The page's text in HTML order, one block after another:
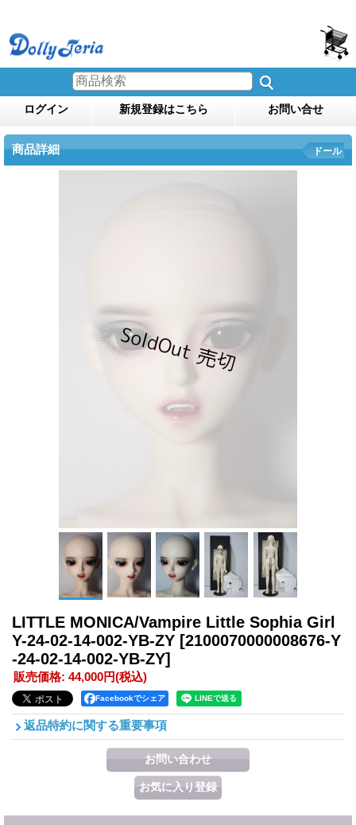
ログイン 新規登録はこちら お問い合せ
商品詳細 ドール
LITTLE MONICA/Vampire Little Sophia Girl
Y-24-02-14-002-YB-ZY [2100070000008676-Y
-24-02-14-002-YB-ZY]
販売価格: 44,000円(税込)
Facebookでシェア
返品特約に関する重要事項